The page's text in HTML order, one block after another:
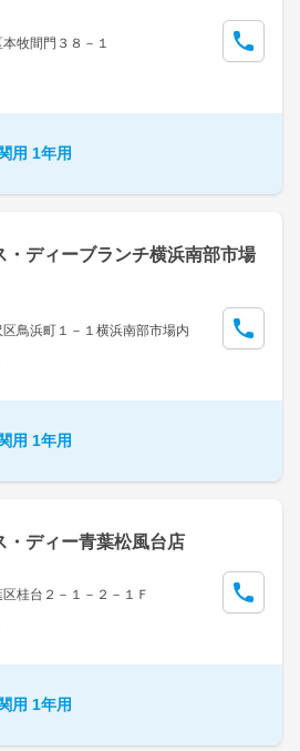
牧間門３８－１
用 1年用
・ディーブランチ横浜南部市場
鳥浜町１－１横浜南部市場内
用 1年用
・ディー青葉松風台店
桂台２－１－２－１Ｆ
用 1年用